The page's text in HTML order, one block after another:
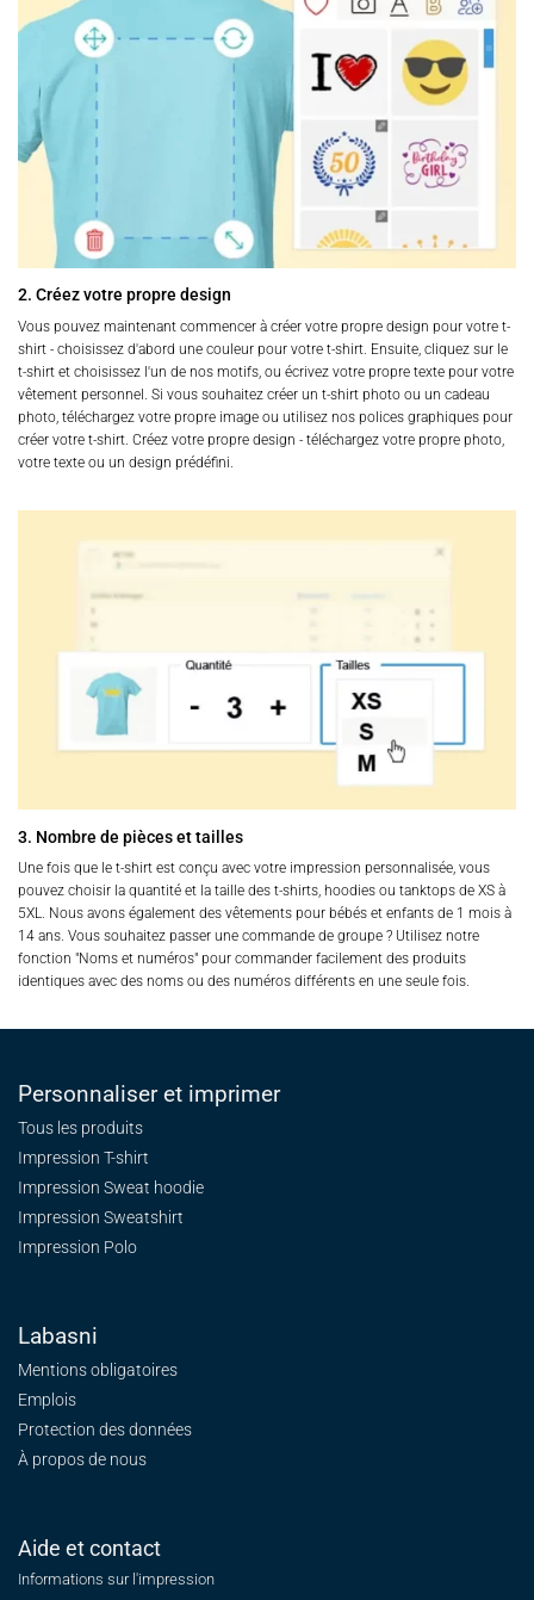
2. Créez votre propre design
Vous pouvez maintenant commencer à créer votre propre design pour votre t-
shirt - choisissez d'abord une couleur pour votre t-shirt. Ensuite, cliquez sur le
t-shirt et choisissez l'un de nos motifs, ou écrivez votre propre texte pour votre
vêtement personnel. Si vous souhaitez créer un t-shirt photo ou un cadeau
photo, téléchargez votre propre image ou utilisez nos polices graphiques pour
créer votre t-shirt. Créez votre propre design - téléchargez votre propre photo,
votre texte ou un design prédéfini.
3. Nombre de pièces et tailles
Une fois que le t-shirt est conçu avec votre impression personnalisée, vous
pouvez choisir la quantité et la taille des t-shirts, hoodies ou tanktops de XS à
5XL. Nous avons également des vêtements pour bébés et enfants de 1 mois à
14 ans. Vous souhaitez passer une commande de groupe ? Utilisez notre
fonction "Noms et numéros" pour commander facilement des produits
identiques avec des noms ou des numéros différents en une seule fois.
Personnaliser et imprimer
Tous les produits
Impression T-shirt
Impression Sweat hoodie
Impression Sweatshirt
Impression Polo
Labasni
Mentions obligatoires
Emplois
Protection des données
À propos de nous
Aide et contact
Informations sur l'impression